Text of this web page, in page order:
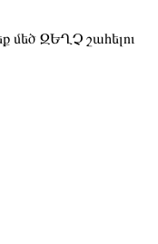
մեծ ԶԵՂՉ շահելու